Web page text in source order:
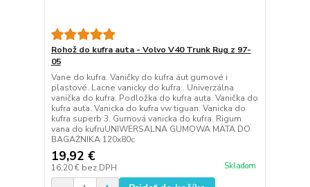
Rohož do kufra auta - Volvo V40 Trunk Rug z 97-
05
Vane do kufra. Vaničky do kufra áut gumové i
plastové. Lacne vanicky do kufra.. Univerzálna
vanička do kufra. Podložka do kufra auta. Vanička do
kufra auta. Vanicka do kufra vw tiguan. Vanicka do
kufra superb 3. Gumová vanicka do kufra. Rigum
vana do kufruUNIWERSALNA GUMOWA MATA DO
BAGAŻNIKA 120x80c
19,92 €
16,20 € bez DPH Skladom